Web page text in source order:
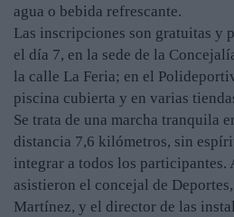
agua o bebida refrescante.
Las inscripciones son gratuitas y
el día 7, en la sede de la
la calle La Feria; en el
piscina cubierta y en varias
Se trata de una marcha tranquila
distancia 7,6 kilómetros, sin
integrar a todos los participantes.
asistieron el concejal de
Martínez, y el director de las